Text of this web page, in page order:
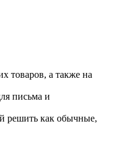
товаров, а также на
письма и
решить как обычные,